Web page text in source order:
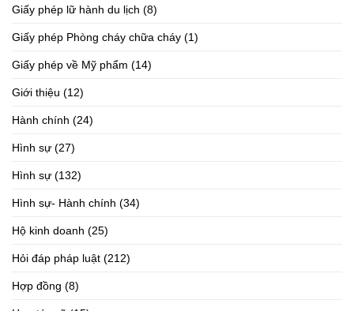
Giấy phép lữ hành du lịch (8)
Giấy phép Phòng cháy chữa cháy (1)
Giấy phép về Mỹ phẩm (14)
Giới thiệu (12)
Hành chính (24)
Hình sự (27)
Hình sự (132)
Hình sự- Hành chính (34)
Hộ kinh doanh (25)
Hỏi đáp pháp luật (212)
Hợp đồng (8)